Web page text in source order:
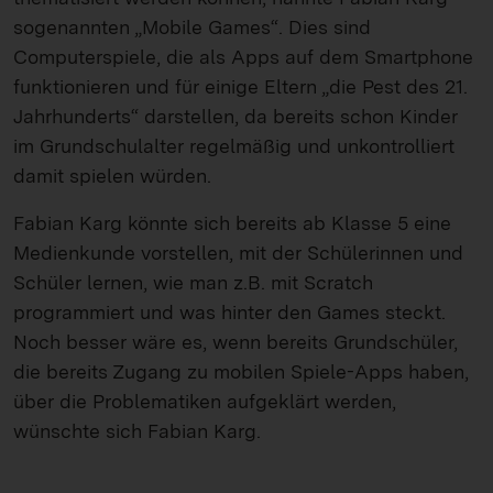
sogenannten „Mobile Games“. Dies sind
Computerspiele, die als Apps auf dem Smartphone
funktionieren und für einige Eltern „die Pest des 21.
Jahrhunderts“ darstellen, da bereits schon Kinder
im Grundschulalter regelmäßig und unkontrolliert
damit spielen würden.
Fabian Karg könnte sich bereits ab Klasse 5 eine
Medienkunde vorstellen, mit der Schülerinnen und
Schüler lernen, wie man z.B. mit Scratch
programmiert und was hinter den Games steckt.
Noch besser wäre es, wenn bereits Grundschüler,
die bereits Zugang zu mobilen Spiele-Apps haben,
über die Problematiken aufgeklärt werden,
wünschte sich Fabian Karg.